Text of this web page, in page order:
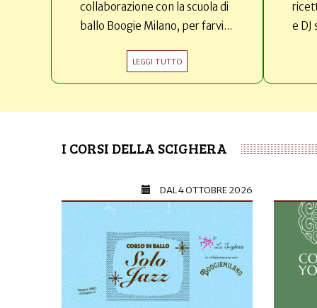
collaborazione con la scuola di
ballo Boogie Milano, per farvi...
LEGGI TUTTO
e DJ
I CORSI DELLA SCIGHERA
DAL4 OTTOBRE 2026